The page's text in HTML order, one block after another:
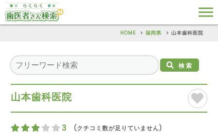
HOME 福岡県 山本歯科医院
検索
山本歯科医院
3 (クチコミ数が足りていません)